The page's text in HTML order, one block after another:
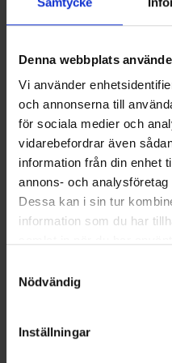
Denna webbplats
Vi använder
och annonserna till
för sociala medier och
vidarebefordrar även
information från din enhet
annons- och
Dessa kan i sin tur
information som du har
Nödvändig
Inställningar
Terhi 450 SC
Terhi 450 SC är rymlig stug-
väldigt stadig, och passar
allmänbåt, men även som båt
förstärkta akterspegel
utombordare, något som